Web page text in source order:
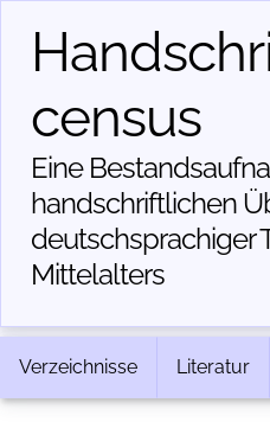
census
Eine
handschriftlichen
deutschsprachiger
Mittelalters
Verzeichnisse Literatur